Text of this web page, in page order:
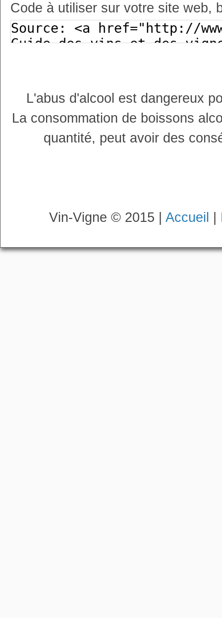
Code à utiliser sur votre site web,
L'abus d'alcool est dangereux
La consommation de boissons
quantité, peut avoir des
Vin-Vigne © 2015 | Accueil